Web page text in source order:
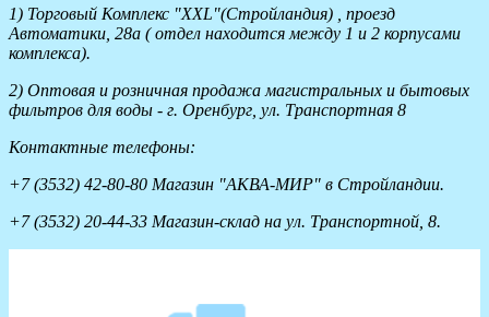
1) Торговый Комплекс "XXL"(Стройландия) , проезд
Автоматики, 28а ( отдел находится между 1 и 2 корпусами
комплекса).
2) Оптовая и розничная продажа магистральных и бытовых
фильтров для воды - г. Оренбург, ул. Транспортная 8
Контактные телефоны:
+7 (3532) 42-80-80 Магазин "АКВА-МИР" в Стройландии.
+7 (3532) 20-44-33 Магазин-склад на ул. Транспортной, 8.